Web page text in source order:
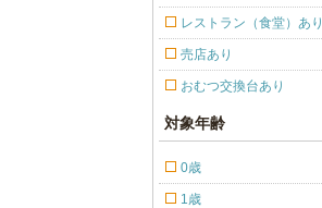
レストラン（食堂）あり
売店あり
おむつ交換台あり
対象年齢
0歳
1歳